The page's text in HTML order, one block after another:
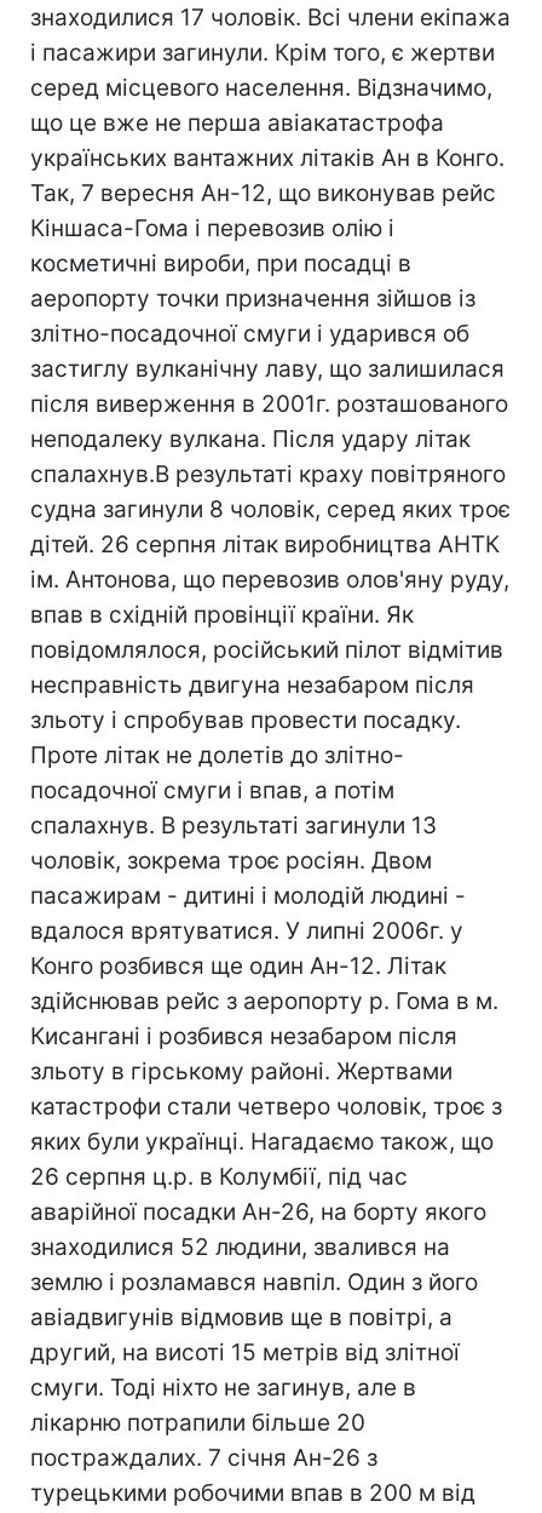
знаходилися 17 чоловік. Всі члени екіпажа
і пасажири загинули. Крім того, є жертви
серед місцевого населення. Відзначимо,
що це вже не перша авіакатастрофа
українських вантажних літаків Ан в Конго.
Так, 7 вересня Ан-12, що виконував рейс
Кiншаса-Гома і перевозив олiю і
косметичні вироби, при посадці в
аеропорту точки призначення зійшов із
злітно-посадочної смуги і ударився об
застиглу вулканічну лаву, що залишилася
після виверження в 2001г. розташованого
неподалеку вулкана. Після удару літак
cпалахнув.В результатi краху повітряного
судна загинули 8 чоловік, серед яких троє
дітей. 26 серпня літак виробництва АНТК
ім. Антонова, що перевозив олов'яну руду,
впав в східній провінції країни. Як
повідомлялося, російський пілот відмітив
несправність двигуна незабаром після
зльоту і спробував провести посадку.
Проте літак не долетів до злітно-
посадочної смуги і впав, а потім
спалахнув. В результаті загинули 13
чоловік, зокрема троє росіян. Двом
пасажирам - дитині і молодій людині -
вдалося врятуватися. У липні 2006г. у
Конго розбився ще один Ан-12. Літак
здійснював рейс з аеропорту р. Гома в м.
Кисангані і розбився незабаром після
зльоту в гірському районі. Жертвами
катастрофи стали четверо чоловік, троє з
яких були українці. Нагадаємо також, що
26 серпня ц.р. в Колумбії, під час
аварійної посадки Ан-26, на борту якого
знаходилися 52 людини, звалився на
землю і розламався навпіл. Один з його
авіадвигунів відмовив ще в повітрі, а
другий, на висоті 15 метрів від злітної
смуги. Тоді ніхто не загинув, але в
лікарню потрапили більше 20
постраждалих. 7 січня Ан-26 з
турецькими робочими впав в 200 м від